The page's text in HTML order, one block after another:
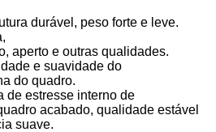
durável, peso forte e leve.
aperto e outras qualidades.
e suavidade do
do quadro.
de estresse interno de
acabado, qualidade estável
suave.